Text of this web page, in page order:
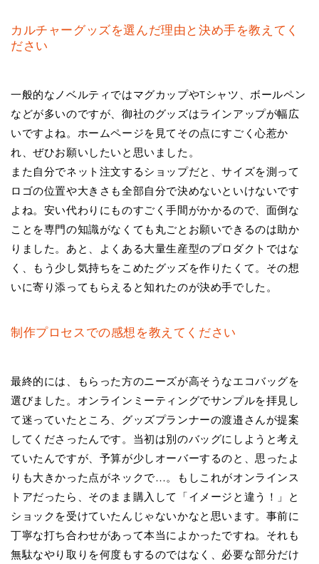
カルチャーグッズを選んだ理由と決め手を教えてく
ださい
一般的なノベルティではマグカップやTシャツ、ボールペン
などが多いのですが、御社のグッズはラインアップが幅広
いですよね。ホームページを見てその点にすごく心惹か
れ、ぜひお願いしたいと思いました。
また自分でネット注文するショップだと、サイズを測って
ロゴの位置や大きさも全部自分で決めないといけないです
よね。安い代わりにものすごく手間がかかるので、面倒な
ことを専門の知識がなくても丸ごとお願いできるのは助か
りました。あと、よくある大量生産型のプロダクトではな
く、もう少し気持ちをこめたグッズを作りたくて。その想
いに寄り添ってもらえると知れたのが決め手でした。
制作プロセスでの感想を教えてください
最終的には、もらった方のニーズが高そうなエコバッグを
選びました。オンラインミーティングでサンプルを拝見し
て迷っていたところ、グッズプランナーの渡邉さんが提案
してくださったんです。当初は別のバッグにしようと考え
ていたんですが、予算が少しオーバーするのと、思ったよ
りも大きかった点がネックで…。もしこれがオンラインス
トアだったら、そのまま購入して「イメージと違う！」と
ショックを受けていたんじゃないかなと思います。事前に
丁寧な打ち合わせがあって本当によかったですね。それも
無駄なやり取りを何度もするのではなく、必要な部分だけ